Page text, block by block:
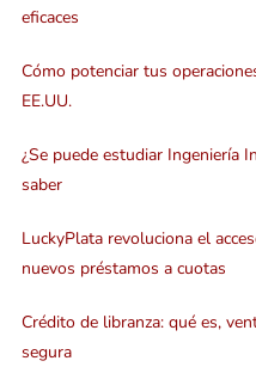
eficaces
Cómo potenciar tus
EE.UU.
¿Se puede estudiar Ingeniería
saber
LuckyPlata revoluciona el
nuevos préstamos a cuotas
Crédito de libranza: qué es,
segura